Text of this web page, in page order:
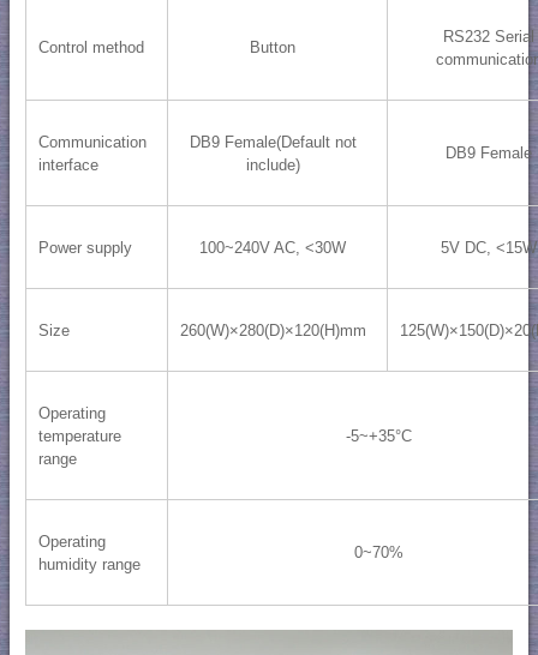
Control method Button
RS232 Serial
Communication
interface
DB9 Female(Default not
include)
DB9 Female
Power supply 100~240V AC, <30W 5V DC, <15W
Size 260(W)×280(D)×120(H)mm
Operating
temperature
range
-5~+35°C
Operating
humidity range
0~70%